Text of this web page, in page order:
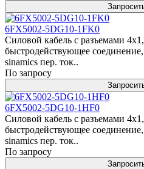
6FX5002-5DG10-1FK0
Силовой кабель с разъемами
быстродействующее
sinamics пер. ток..
По запросу
6FX5002-5DG10-1HF0
Силовой кабель с разъемами
быстродействующее
sinamics пер. ток..
По запросу